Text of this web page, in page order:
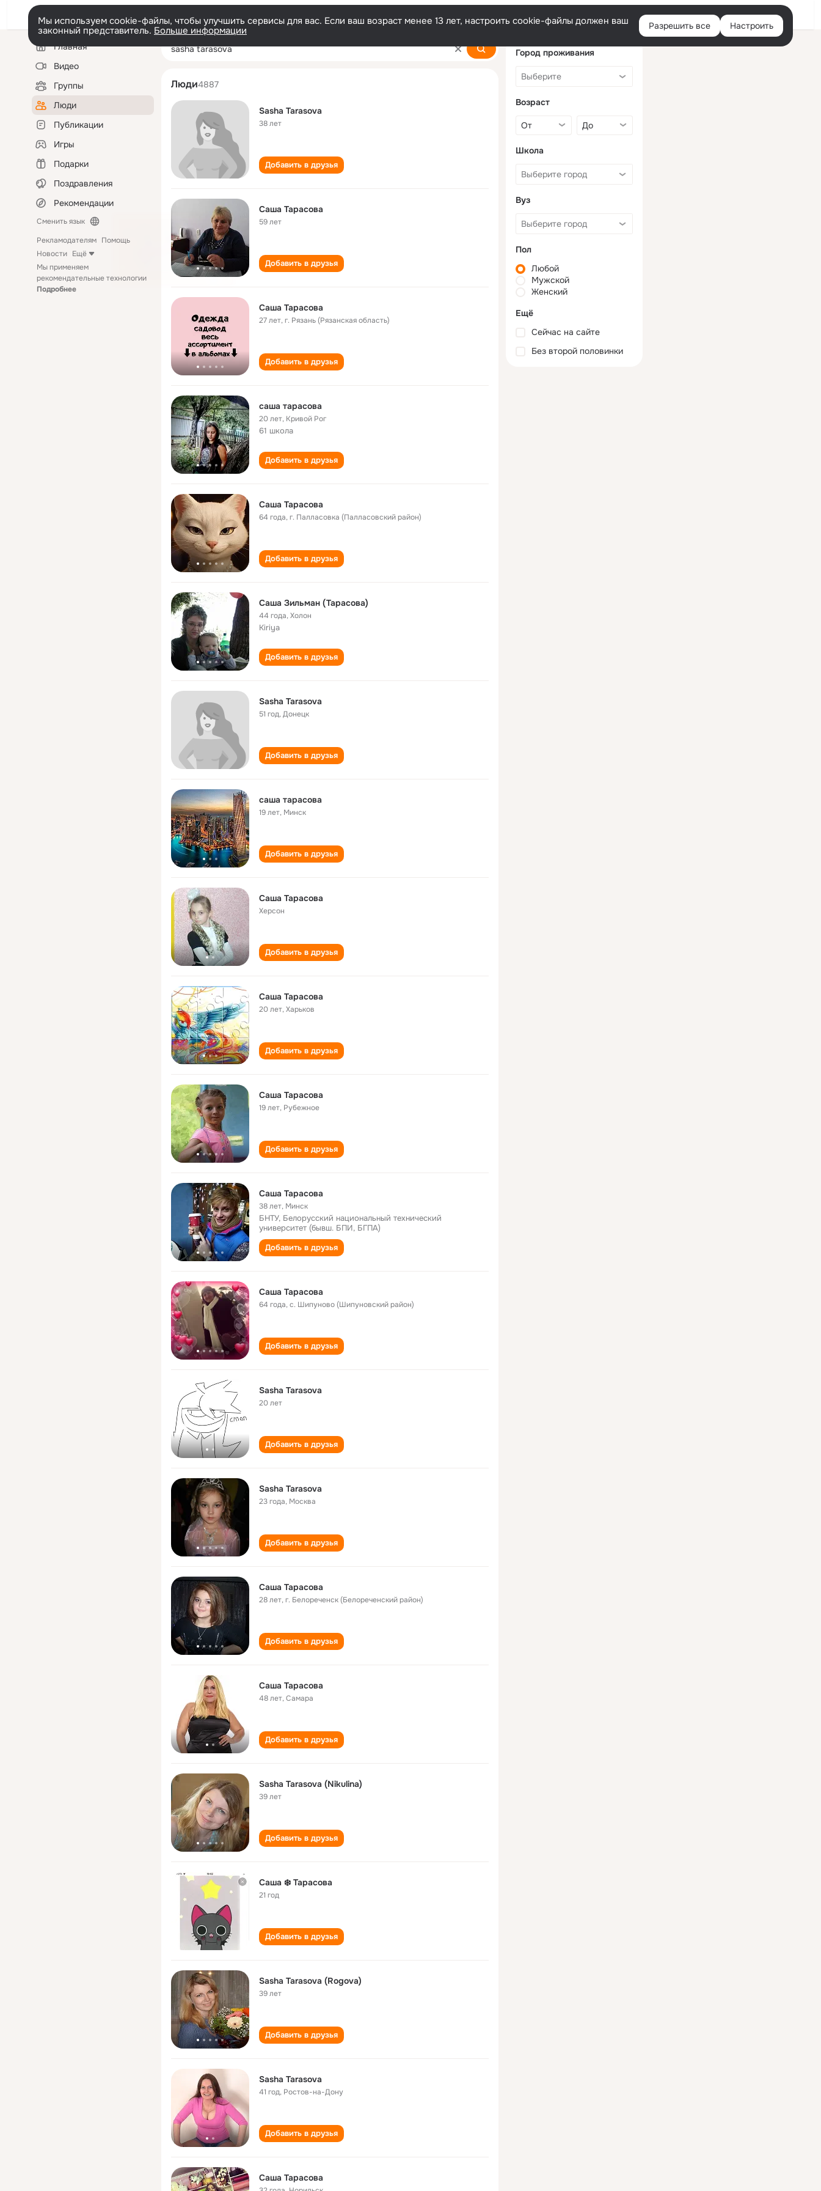
Войти
Мы используем cookie-файлы, чтобы улучшить сервисы для вас. Если ваш возраст менее 13 лет, настроить cookie-файлы должен ваш
законный представитель. Больше информации Разрешить все Настроить
Левая
колонкаГлавная
Видео
Группы
Люди
Публикации
Игры
Подарки
Поздравления
Рекомендации
Сменить язык
Рекламодателям Помощь
Новости Ещё
Мы применяем
рекомендательные технологии
Подробнее
sasha tarasova
Люди4887
Sasha Tarasova
38 лет
Добавить в друзья
Саша Тарасова
59 лет
Добавить в друзья
Саша Тарасова
27 лет,г. Рязань (Рязанская область)
Добавить в друзья
саша тарасова
20 лет, Кривой Рог
61 школа
Добавить в друзья
Саша Тарасова
64 года,г. Палласовка (Палласовский район)
Добавить в друзья
Саша Зильман (Тарасова)
44 года,Холон
Kiriya
Добавить в друзья
Sasha Tarasova
51 год,Донецк
Добавить в друзья
саша тарасова
19 лет, Минск
Добавить в друзья
Саша Тарасова
Херсон
Добавить в друзья
Саша Тарасова
20 лет,Харьков
Добавить в друзья
Саша Тарасова
19 лет, Рубежное
Добавить в друзья
Саша Тарасова
38 лет, Минск
БНТУ, Белорусский национальный технический
университет (бывш. БПИ, БГПА)
Добавить в друзья
Саша Тарасова
64 года,с. Шипуново (Шипуновский район)
Добавить в друзья
Sasha Tarasova
20 лет
Добавить в друзья
Sasha Tarasova
23 года, Москва
Добавить в друзья
Саша Тарасова
28 лет,г. Белореченск (Белореченский район)
Добавить в друзья
Саша Тарасова
48 лет,Самара
Добавить в друзья
Sasha Tarasova (Nikulina)
39 лет
Добавить в друзья
Саша ❄️ Тарасова
21 год
Добавить в друзья
Sasha Tarasova (Rogova)
39 лет
Добавить в друзья
Sasha Tarasova
41 год, Ростов-на-Дону
Добавить в друзья
Саша Тарасова
Город проживания
Возраст
Школа
Вуз
Пол
Любой
Мужской
Женский
Ещё
Сейчас на сайте
Без второй половинки